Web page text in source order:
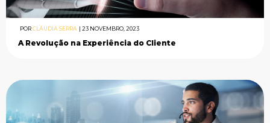
PORCLÁUDIA SERRA 23 NOVEMBRO, 2023
A Revolução na Experiência do Cliente